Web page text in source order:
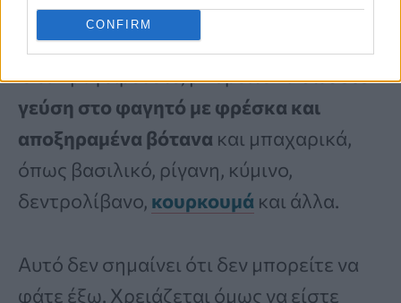
CONFIRM
περιέχουν ελάχιστο έως καθόλου αλάτι
Όταν μαγειρεύετε, μπορείτε ναδώσετε
γεύση στο φαγητό με φρέσκα και
αποξηραμένα βότανα και μπαχαρικά,
όπως βασιλικό, ρίγανη, κύμινο,
δεντρολίβανο, κουρκουμά και άλλα.
Αυτό δεν σημαίνει ότι δεν μπορείτε να
φάτε έξω. Χρειάζεται όμως να είστε